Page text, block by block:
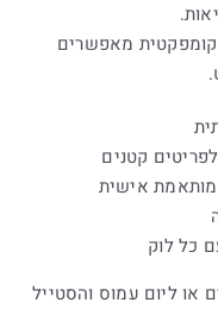
מאפשרים
קטנים
מותאמת אישית
כל לוק
או ליום עמוס והסטייל